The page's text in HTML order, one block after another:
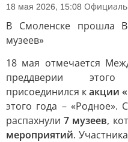
18 мая 2026, 15:08
В Смоленске прошла
музеев»
18 мая отмечается
преддверии
присоединился какции
этого года – «Родное».
распахнули7 музеев,
мероприятий.